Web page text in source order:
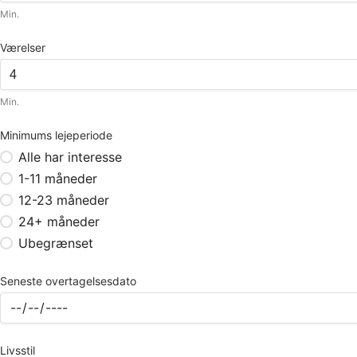
Min.
Værelser
Min.
Minimums lejeperiode
Alle har interesse
1-11 måneder
12-23 måneder
24+ måneder
Ubegrænset
Seneste overtagelsesdato
Livsstil